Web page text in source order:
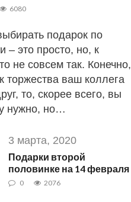
6080
подарок по
– это просто, но, к
не совсем так. Конечно,
торжества ваш коллега
то, скорее всего, вы
нужно, но…
3 марта, 2020
Подарки второй
половинке на 14 февраля
0 2076